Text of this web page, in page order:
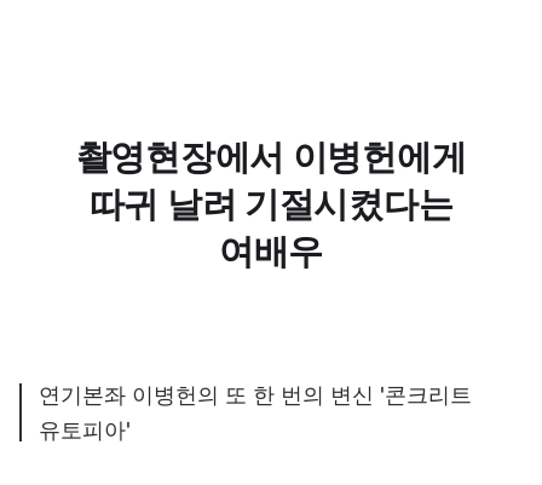
촬영현장에서 이병헌에게
따귀 날려 기절시켰다는
여배우
연기본좌 이병헌의 또 한 번의 변신 '콘크리트
유토피아'